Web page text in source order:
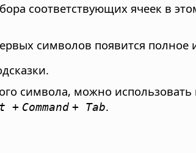
соответствующих ячеек в
символов появится полное
символа, можно
+ Command + Tab.